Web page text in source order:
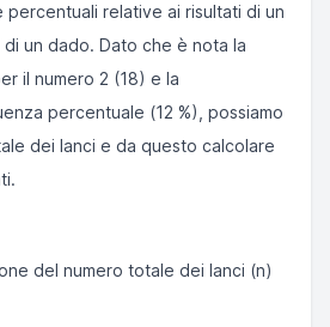
relative ai risultati di un
un dado. Dato che è nota la
il numero 2 (18) e la
percentuale (12 %), possiamo
dei lanci e da questo calcolare
del numero totale dei lanci (n)